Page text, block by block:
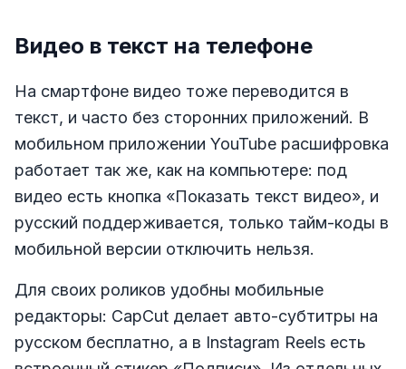
Видео в текст на телефоне
На смартфоне видео тоже переводится в
текст, и часто без сторонних приложений. В
мобильном приложении YouTube расшифровка
работает так же, как на компьютере: под
видео есть кнопка «Показать текст видео», и
русский поддерживается, только тайм-коды в
мобильной версии отключить нельзя.
Для своих роликов удобны мобильные
редакторы: CapCut делает авто-субтитры на
русском бесплатно, а в Instagram Reels есть